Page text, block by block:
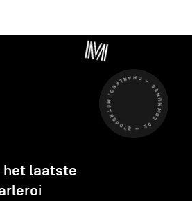
CHARLEROI MÉTROPOLE — 30 COMMUNES —
het laatste